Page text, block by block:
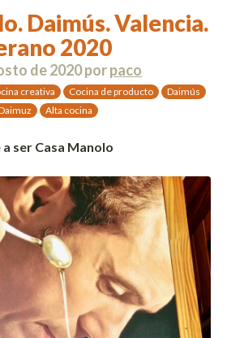
Daimús. Valencia.
2020
de 2020porpaco
creativa Cocina de producto
Daimús
Alta cocina
ser Casa Manolo